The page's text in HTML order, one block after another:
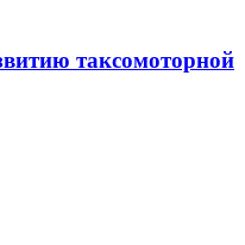
таксомоторной